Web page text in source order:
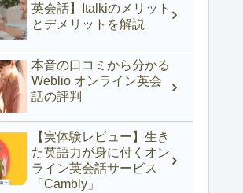
英会話】Italkiのメリット
とデメリットを解説
本音の口コミから分かる
Weblio オンライン英会
話の評判
【実体験レビュー】生き
た英語力が身に付くオン
ライン英会話サービス
「Cambly」